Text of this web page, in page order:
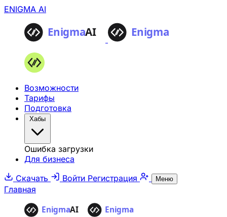
ENIGMA AI
Возможности
Тарифы
Подготовка
Хабы
Ошибка загрузки
Для бизнеса
Скачать
Войти Регистрация Меню
Главная